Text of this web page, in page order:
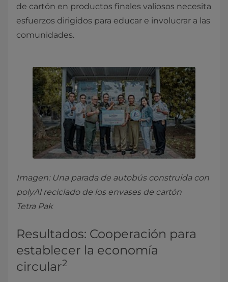
de cartón en productos finales valiosos necesita
esfuerzos dirigidos para educar e involucrar a las
comunidades.
Imagen: Una parada de autobús construida con
polyAl reciclado de los envases de cartón
Tetra Pak
Resultados: Cooperación para
establecer la economía
circular2